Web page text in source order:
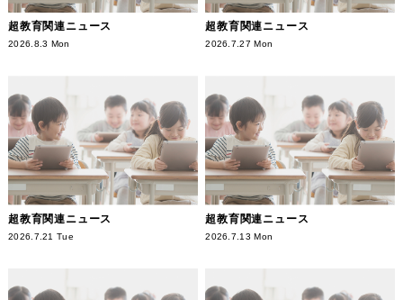
超教育関連ニュース
2026.8.3 Mon
超教育関連ニュース
2026.7.27 Mon
超教育関連ニュース
2026.7.21 Tue
超教育関連ニュース
2026.7.13 Mon